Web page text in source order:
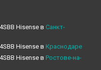
Hisense в Санкт-
Hisense в Краснодаре
Hisense в Ростове-на-